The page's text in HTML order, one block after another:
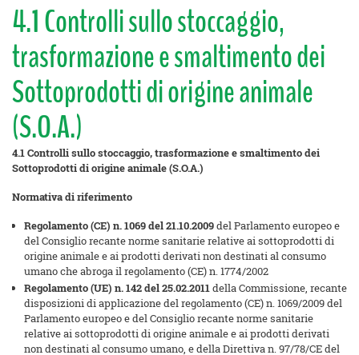
4.1 Controlli sullo stoccaggio,
trasformazione e smaltimento dei
Sottoprodotti di origine animale
(S.O.A.)
4.1 Controlli sullo stoccaggio, trasformazione e smaltimento dei
Sottoprodotti di origine animale (S.O.A.)
Normativa di riferimento
Regolamento (CE) n. 1069 del 21.10.2009del Parlamento europeo e
del Consiglio recante norme sanitarie relative ai sottoprodotti di
origine animale e ai prodotti derivati non destinati al consumo
umano che abroga il regolamento (CE) n. 1774/2002
Regolamento (UE) n. 142 del25.02.2011della Commissione, recante
disposizioni di applicazione del regolamento (CE) n. 1069/2009 del
Parlamento europeo e del Consiglio recante norme sanitarie
relative ai sottoprodotti di origine animale e ai prodotti derivati
non destinati al consumo umano, e della Direttiva n. 97/78/CE del